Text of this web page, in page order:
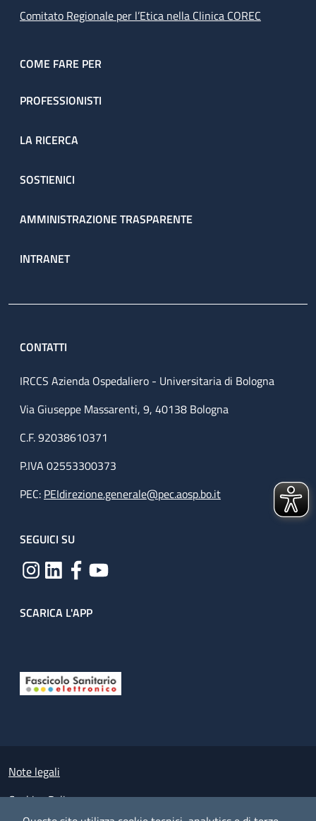
Comitato Regionale per l’Etica nella Clinica COREC
COME FARE PER
PROFESSIONISTI
LA RICERCA
SOSTIENICI
AMMINISTRAZIONE TRASPARENTE
INTRANET
CONTATTI
IRCCS Azienda Ospedaliero - Universitaria di Bologna
Via Giuseppe Massarenti, 9, 40138 Bologna
C.F. 92038610371
P.IVA 02553300373
PEC: PEIdirezione.generale@pec.aosp.bo.it
SEGUICI SU
SCARICA L'APP
Small prints
Note legali
Cookies Policy